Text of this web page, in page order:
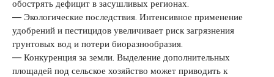
обострять дефицит в засушливых регионах.
— Экологические последствия. Интенсивное применение
удобрений и пестицидов увеличивает риск загрязнения
грунтовых вод и потери биоразнообразия.
— Конкуренция за земли. Выделение дополнительных
площадей под сельское хозяйство может приводить к